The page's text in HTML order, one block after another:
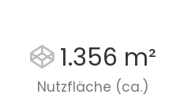
1.356 m²
Nutzfläche (ca.)